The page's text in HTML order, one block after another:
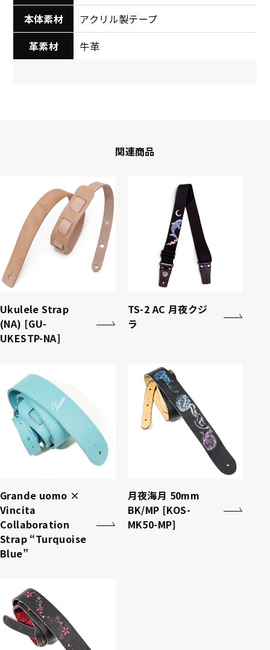
本体素材
アクリル製テープ
革素材
牛革
関連商品
Ukulele Strap
(NA) [GU-
UKESTP-NA]
TS-2 AC 月夜クジ
ラ
Grande uomo ×
Vincita
Collaboration
Strap “Turquoise
Blue”
月夜海月 50mm
BK/MP [KOS-
MK50-MP]